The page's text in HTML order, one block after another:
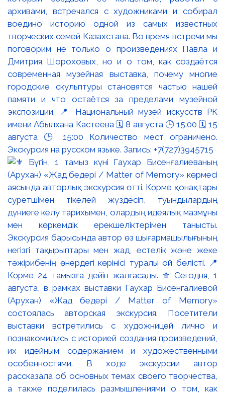
архивами, встречался с художниками и собирал
воедино историю одной из самых известных
творческих семей Казахстана. Во время встречи мы
поговорим не только о произведениях Павла и
Дмитрия Шороховых, но и о том, как создаётся
современная музейная выставка, почему многие
городские скульптуры становятся частью нашей
памяти и что остаётся за пределами музейной
экспозиции. 📍 Национальный музей искусств РК
имени Абылхана Кастеева 🗓 8 августа 🕒 15:00 🗓 15
августа 🕒 15:00 Количество мест ограничено.
Экскурсия на русском языке. Запись: +7(727)3945715